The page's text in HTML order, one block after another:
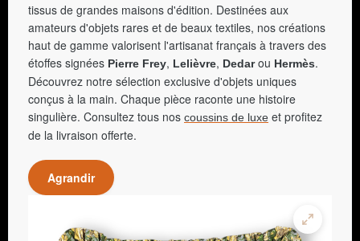
tissus de grandes maisons d'édition. Destinées aux
amateurs d'objets rares et de beaux textiles, nos créations
haut de gamme valorisent l'artisanat français à travers des
étoffes signées Pierre Frey, Lelièvre, Dedarou Hermès.
Découvrez notre sélection exclusive d'objets uniques
conçus à la main. Chaque pièce raconte une histoire
singulière. Consultez tous nos coussins de luxe et profitez
de la livraison offerte.
Agrandir